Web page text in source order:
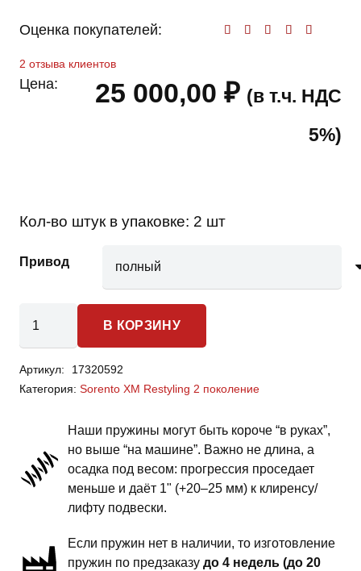
Оценка покупателей:
2 отзыва клиентов
Цена: 25 000,00 ₽ (в т.ч. НДС
5%)
Кол-во штук в упаковке: 2 шт
Привод
товара
Sorento
XM
поколение
Restyling
-
пружины
подвески
В КОРЗИНУ
Артикул:
17320592
Категория: Sorento XM Restyling 2 поколение
Наши пружины могут быть короче “в руках”,
но выше “на машине”. Важно не длина, а
осадка под весом: прогрессия проседает
меньше и даёт 1" (+20–25 мм) к клиренсу/
лифту подвески.
Если пружин нет в наличии, то изготовление
пружин по предзаказу до 4 недель (до 20